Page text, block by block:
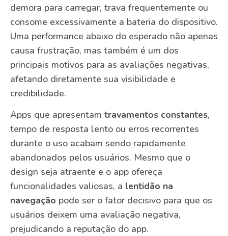
demora para carregar, trava frequentemente ou
consome excessivamente a bateria do dispositivo.
Uma performance abaixo do esperado não apenas
causa frustração, mas também é um dos
principais motivos para as avaliações negativas,
afetando diretamente sua visibilidade e
credibilidade.
Apps que apresentam travamentos constantes,
tempo de resposta lento ou erros recorrentes
durante o uso acabam sendo rapidamente
abandonados pelos usuários. Mesmo que o
design seja atraente e o app ofereça
funcionalidades valiosas, a lentidão na
navegação pode ser o fator decisivo para que os
usuários deixem uma avaliação negativa,
prejudicando a reputação do app.